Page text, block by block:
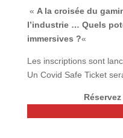
« A la croisée du
l’industrie … Quels
immersives ?«
Les inscriptions sont
Un Covid Safe Ticket